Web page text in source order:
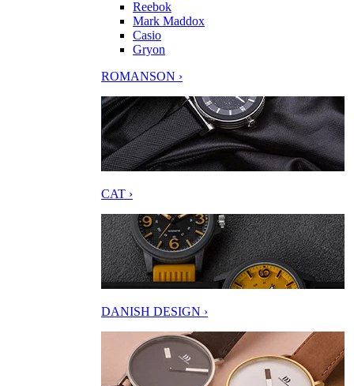
Reebok
Mark Maddox
Casio
Gryon
ROMANSON ›
CAT ›
DANISH DESIGN ›